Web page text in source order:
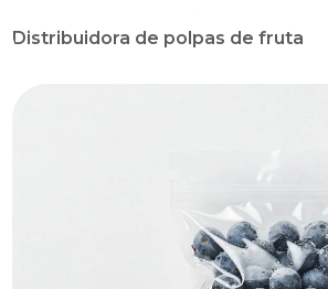
Distribuidora de polpas de fruta